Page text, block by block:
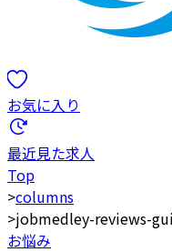
お気に入り
最近見た求人
Top
>columns
>jobmedley-reviews-
お悩み